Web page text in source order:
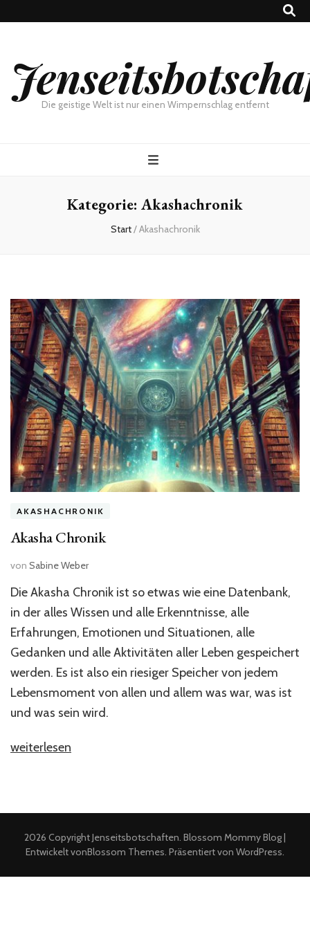
Die geistige Welt ist nur einen Wimpernschlag entfernt
Kategorie: Akashachronik
Start/Akashachronik
AKASHACHRONIK
Akasha Chronik
von Sabine Weber
Die Akasha Chronik ist so etwas wie eine Datenbank,
in der alles Wissen und alle Erkenntnisse, alle
Erfahrungen, Emotionen und Situationen, alle
Gedanken und alle Aktivitäten aller Leben gespeichert
werden. Es ist also ein riesiger Speicher von jedem
Lebensmoment von allen und allem was war, was ist
und was sein wird.
„Akasha
weiterlesen
2026 CopyrightJenseitsbotschaften. Blossom Mommy Blog |
Entwickelt vonBlossom Themes. Präsentiert von WordPress.